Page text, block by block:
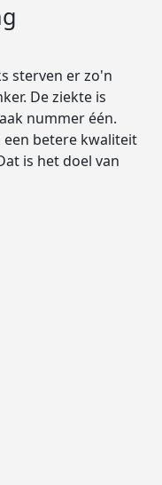
sterven er zo'n
De ziekte is
nummer één.
een betere kwaliteit
is het doel van